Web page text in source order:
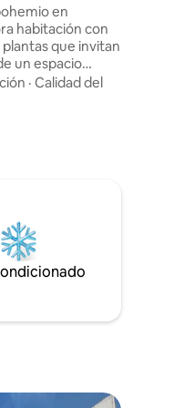
en
habitación con
que invitan
un espacio
acondicionado
A solo dos
de la
la cultura local
· Calidad del